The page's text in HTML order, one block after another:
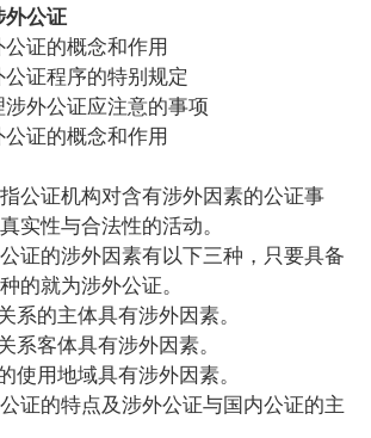
公证
证的概念和作用
证程序的特别规定
外公证应注意的事项
证的概念和作用
证机构对含有涉外因素的公证事
实性与合法性的活动。
的涉外因素有以下三种，只要具备
的就为涉外公证。
的主体具有涉外因素。
客体具有涉外因素。
用地域具有涉外因素。
的特点及涉外公证与国内公证的主